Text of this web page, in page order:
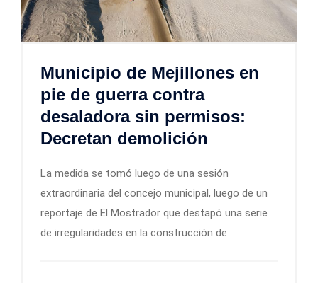
Municipio de Mejillones en
pie de guerra contra
desaladora sin permisos:
Decretan demolición
La medida se tomó luego de una sesión
extraordinaria del concejo municipal, luego de un
reportaje de El Mostrador que destapó una serie
de irregularidades en la construcción de